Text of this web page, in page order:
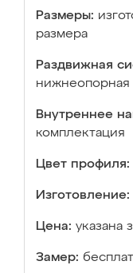
Размеры:
размера
Раздвижная
нижнеопорная
Внутреннее
комплектация
Цвет профиля:
Изготовление:
Цена: указана
Замер: